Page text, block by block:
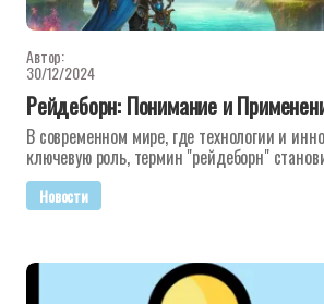
Автор:
30/12/2024
Рейдеборн: Понимание и
В современном мире, где технологии и
ключевую роль, термин "рейдеборн"
Новости